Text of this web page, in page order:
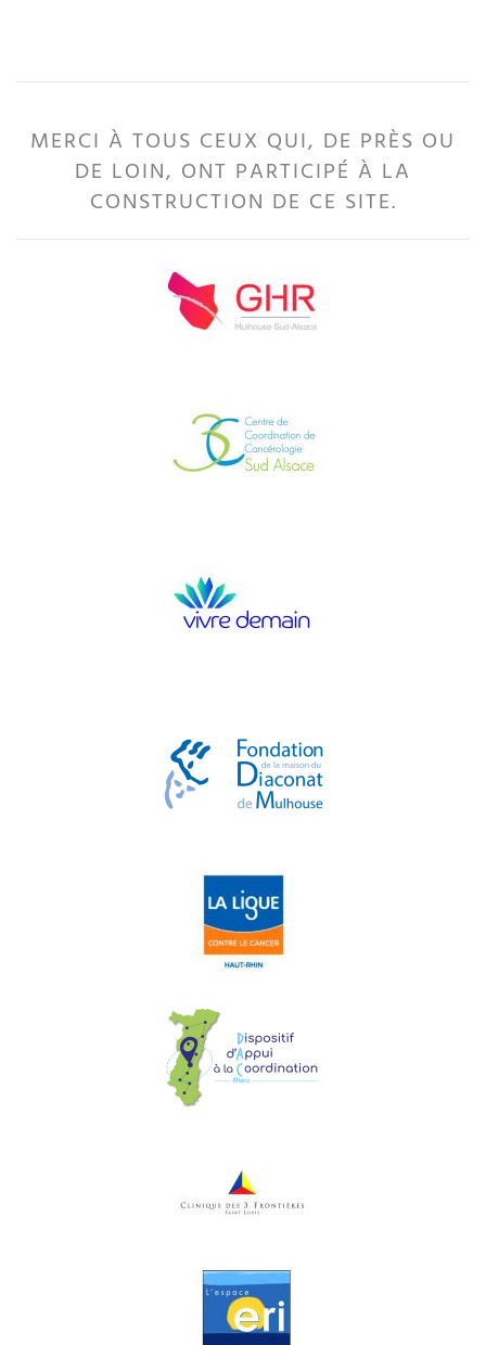
MERCI À TOUS CEUX QUI, DE PRÈS OU
DE LOIN, ONT PARTICIPÉ À LA
CONSTRUCTION DE CE SITE.